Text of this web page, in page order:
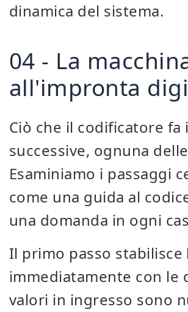
dinamica del sistema.
04 - La
all'impronta
Ciò che il codificatore
successive, ognuna
Esaminiamo i passaggi
come una guida al
una domanda in ogni
Il primo passo stabilisce
immediatamente con le
valori in ingresso sono